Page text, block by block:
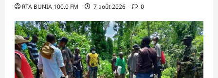
RTA BUNIA 100.0 FM 7 août 2026 0